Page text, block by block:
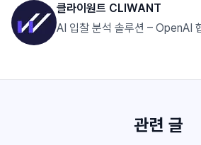
클라이원트 CLIWANT
AI 입찰 분석 솔루션 – OpenAI
관련 글